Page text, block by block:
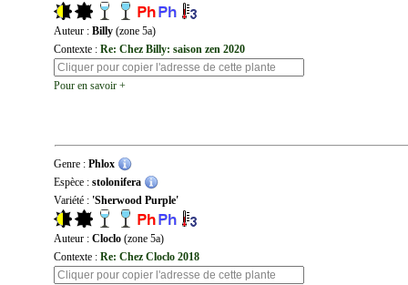
Auteur : Billy (zone 5a)
Contexte : Re: Chez Billy: saison zen 2020
Pour en savoir +
Genre : Phlox
Espèce : stolonifera
Variété : 'Sherwood Purple'
Auteur : Cloclo (zone 5a)
Contexte : Re: Chez Cloclo 2018